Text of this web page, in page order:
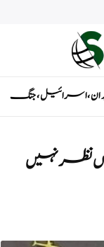
، اسرائیل ، جنگ
نظر نہیں